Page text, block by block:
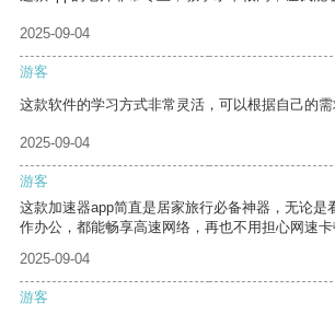
2025-09-04
游客
这款软件的学习方式非常灵活，可以根据自己的需
2025-09-04
游客
这款加速器app简直是居家旅行必备神器，无论是
作办公，都能畅享高速网络，再也不用担心网速卡
2025-09-04
游客